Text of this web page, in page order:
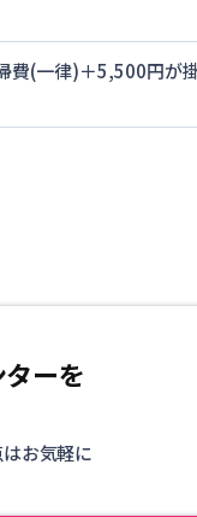
(一律)＋5,500円が
ーを
お気軽に